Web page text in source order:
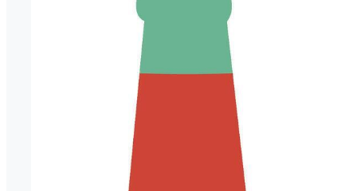
Motion Graphics
Redaktionelle Bilder
Redaktionelle Ereignisse